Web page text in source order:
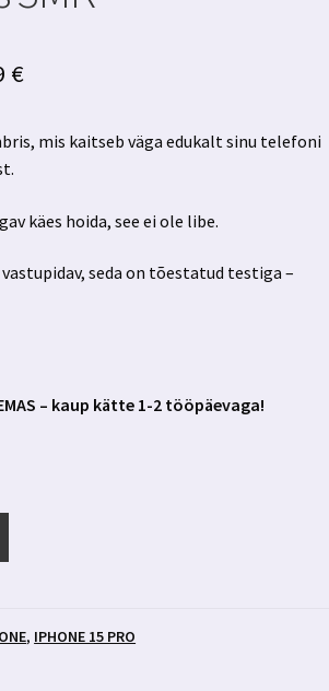
€Praegune
on:mis kaitseb väga edukalt sinu telefoni
käes hoida, see ei ole libe.
seda on tõestatud testiga –
– kaup kätte 1-2 tööpäevaga!
, IPHONE 15 PRO